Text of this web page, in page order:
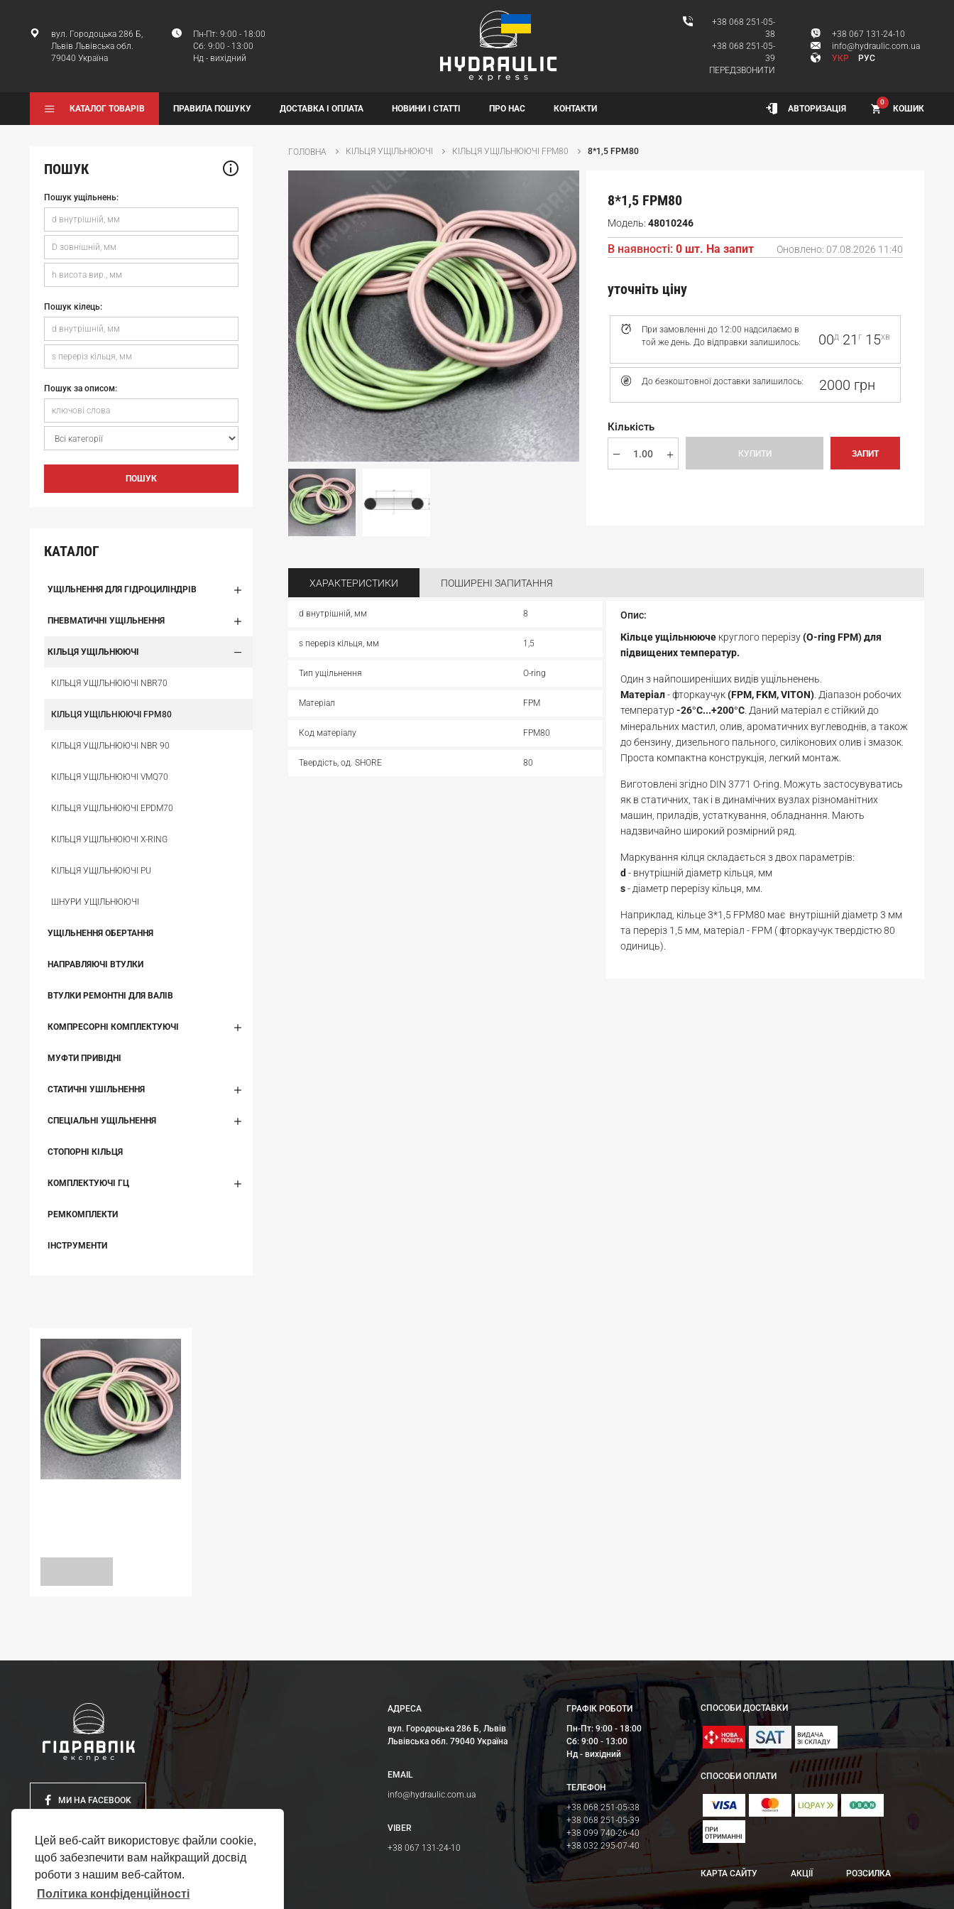
Цей веб-сайт використовує файли cookie,
щоб забезпечити вам найкращий досвід
роботи з нашим веб-сайтом.
Політика конфіденційності
вул. Городоцька 286 Б,
Львів Львівська обл.
79040 Україна
Пн-Пт: 9:00 - 18:00
Сб: 9:00 - 13:00
Нд - вихідний
+38 068 251-05-
38
+38 068 251-05-
39
ПЕРЕДЗВОНИТИ
+38 067 131-24-10
info@hydraulic.com.ua
УКР
РУС
КАТАЛОГ ТОВАРІВ ПРАВИЛА ПОШУКУ ДОСТАВКА І ОПЛАТА НОВИНИ І СТАТТІ ПРО НАС КОНТАКТИ АВТОРИЗАЦІЯ КОШИК
0
ПОШУК
Пошук ущільнень:
Пошук кілець:
Пошук за описом:
ПОШУК
КАТАЛОГ
УЩІЛЬНЕННЯ ДЛЯ ГІДРОЦИЛІНДРІВ
ПНЕВМАТИЧНІ УЩІЛЬНЕННЯ
КІЛЬЦЯ УЩІЛЬНЮЮЧІ
КІЛЬЦЯ УЩІЛЬНЮЮЧІ NBR70
КІЛЬЦЯ УЩІЛЬНЮЮЧІ FPM80
КІЛЬЦЯ УЩІЛЬНЮЮЧІ NBR 90
КІЛЬЦЯ УЩІЛЬНЮЮЧІ VMQ70
КІЛЬЦЯ УЩІЛЬНЮЮЧІ EPDM70
КІЛЬЦЯ УЩІЛЬНЮЮЧІ X-RING
КІЛЬЦЯ УЩІЛЬНЮЮЧІ PU
ШНУРИ УЩІЛЬНЮЮЧІ
УЩІЛЬНЕННЯ ОБЕРТАННЯ
НАПРАВЛЯЮЧІ ВТУЛКИ
ВТУЛКИ РЕМОНТНІ ДЛЯ ВАЛІВ
КОМПРЕСОРНІ КОМПЛЕКТУЮЧІ
МУФТИ ПРИВІДНІ
СТАТИЧНІ УШІЛЬНЕННЯ
СПЕЦІАЛЬНІ УЩІЛЬНЕННЯ
СТОПОРНІ КІЛЬЦЯ
КОМПЛЕКТУЮЧІ ГЦ
РЕМКОМПЛЕКТИ
ІНСТРУМЕНТИ
ГОЛОВНА КІЛЬЦЯ УЩІЛЬНЮЮЧІ КІЛЬЦЯ УЩІЛЬНЮЮЧІ FPM80 8*1,5 FPM80
8*1,5 FPM80
Модель: 48010246
В наявності: 0 шт. На запит Оновлено: 07.08.2026 11:40
При замовленні до 12:00 надсилаємо в
той же день. До відправки залишилось:
00д 21 г 15хв
До безкоштовної доставки залишилось: 2000 грн
уточніть ціну
Кількість
КУПИТИ ЗАПИТ
ХАРАКТЕРИСТИКИ ПОШИРЕНІ ЗАПИТАННЯ
d внутрішній, мм 8
s переріз кільця, мм 1,5
Тип ущільнення O-ring
Матеріал FPM
Код матеріалу FPM80
Твердість, од. SHORE 80
Опис:
Кільцеущільнююче круглого перерізу(O-ring FPM) для
підвищених температур.
Один з найпоширеніших видів ущільненень.
Матеріал- фторкаучук(FPM, FKM, VITON) . Діапазон робочих
температур -26°С...+200°С . Даний матеріал є стійкий до
мінеральних мастил, олив, ароматичних вуглеводнів, а також
до бензину, дизельного пального, силіконових олив і змазок.
Проста компактна конструкція, легкий монтаж.
Виготовлені згідно DIN 3771 O-ring. Можуть застосувуватись
як в статичних, так і в динамічних вузлах різноманітних
машин, приладів, устаткування, обладнання. Мають
надзвичайно широкий розмірний ряд.
Маркування кілця складається з двох параметрів:
d - внутрішній діаметр кільця, мм
s- діаметр перерізу кільця, мм.
Наприклад, кільце 3*1,5 FPM80 має внутрішній діаметр 3 мм
та переріз 1,5 мм, матеріал - FPM ( фторкаучук твердістю 80
одиниць).
МИ НА FACEBOOK
АДРЕСА
вул. Городоцька 286 Б, Львів
Львівська обл. 79040 Україна
EMAIL
info@hydraulic.com.ua
VIBER
+38 067 131-24-10
ГРАФІК РОБОТИ
Пн-Пт: 9:00 - 18:00
Сб: 9:00 - 13:00
Нд - вихідний
ТЕЛЕФОН
+38 068 251-05-38
+38 068 251-05-39
+38 099 740-26-40
+38 032 295-07-40
СПОСОБИ ДОСТАВКИ
СПОСОБИ ОПЛАТИ
КАРТА САЙТУ АКЦІЇ РОЗСИЛКА